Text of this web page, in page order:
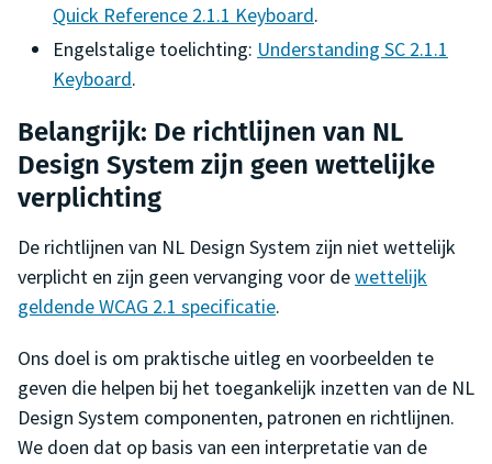
Quick Reference 2.1.1 Keyboard.
Engelstalige toelichting: Understanding SC 2.1.1
Keyboard.
Belangrijk: De richtlijnen van NL
Design System zijn geen wettelijke
verplichting
De richtlijnen van NL Design System zijn niet wettelijk
verplicht en zijn geen vervanging voor dewettelijk
geldende WCAG 2.1 specificatie.
Ons doel is om praktische uitleg en voorbeelden te
geven die helpen bij het toegankelijk inzetten van de NL
Design System componenten, patronen en richtlijnen.
We doen dat op basis van een interpretatie van de